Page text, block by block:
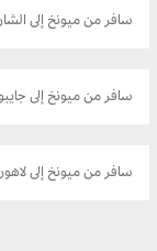
سافر من ميونخ إلى
سافر من ميونخ إلى
سافر من ميونخ إلى لاهور